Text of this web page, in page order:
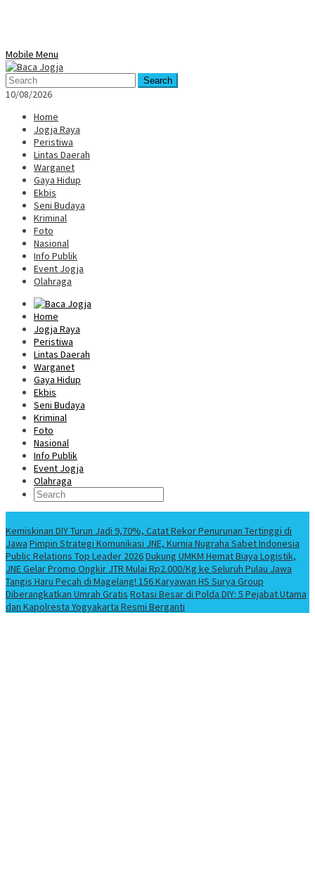
Mobile Menu
Search
10/08/2026
Home
Jogja Raya
Peristiwa
Lintas Daerah
Warganet
Gaya Hidup
Ekbis
Seni Budaya
Kriminal
Foto
Nasional
Info Publik
Event Jogja
Olahraga
Home
Jogja Raya
Peristiwa
Lintas Daerah
Warganet
Gaya Hidup
Ekbis
Seni Budaya
Kriminal
Foto
Nasional
Info Publik
Event Jogja
Olahraga
Kemiskinan DIY Turun Jadi 9,70%, Catat Rekor Penurunan Tertinggi di
Jawa Pimpin Strategi Komunikasi JNE, Kurnia Nugraha Sabet Indonesia
Public Relations Top Leader 2026Dukung UMKM Hemat Biaya Logistik,
JNE Gelar Promo Ongkir JTR Mulai Rp2.000/Kg ke Seluruh Pulau Jawa
Tangis Haru Pecah di Magelang! 156 Karyawan HS Surya Group
Diberangkatkan Umrah Gratis Rotasi Besar di Polda DIY: 5 Pejabat Utama
dan Kapolresta Yogyakarta Resmi Berganti